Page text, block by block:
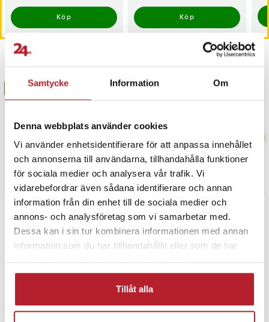
Samtycke Information Om
Denna webbplats använder cookies
Vi använder enhetsidentifierare för att anpassa innehållet
och annonserna till användarna, tillhandahålla funktioner
för sociala medier och analysera vår trafik. Vi
vidarebefordrar även sådana identifierare och annan
information från din enhet till de sociala medier och
annons- och analysföretag som vi samarbetar med.
Dessa kan i sin tur kombinera informationen med annan
information som du har tillhandahållit eller som de har
Tillåt alla
Köp
Köp
Senast besökta
BÄSTSÄLJARE BÄSTSÄLJARE
PRISGARANTI